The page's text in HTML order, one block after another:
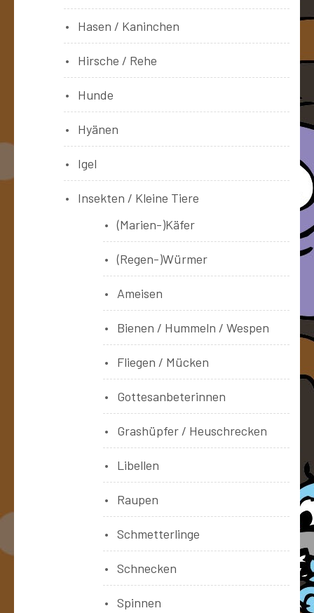
Hasen / Kaninchen
Hirsche / Rehe
Hunde
Hyänen
Igel
Insekten / Kleine Tiere
(Marien-)Käfer
(Regen-)Würmer
Ameisen
Bienen / Hummeln / Wespen
Fliegen / Mücken
Gottesanbeterinnen
Grashüpfer / Heuschrecken
Libellen
Raupen
Schmetterlinge
Schnecken
Spinnen